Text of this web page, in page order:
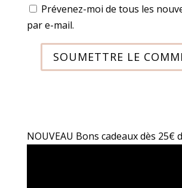
Prévenez-moi de tous les
par e-mail.
SOUMETTRE LE
NOUVEAU Bons cadeaux dès 25€